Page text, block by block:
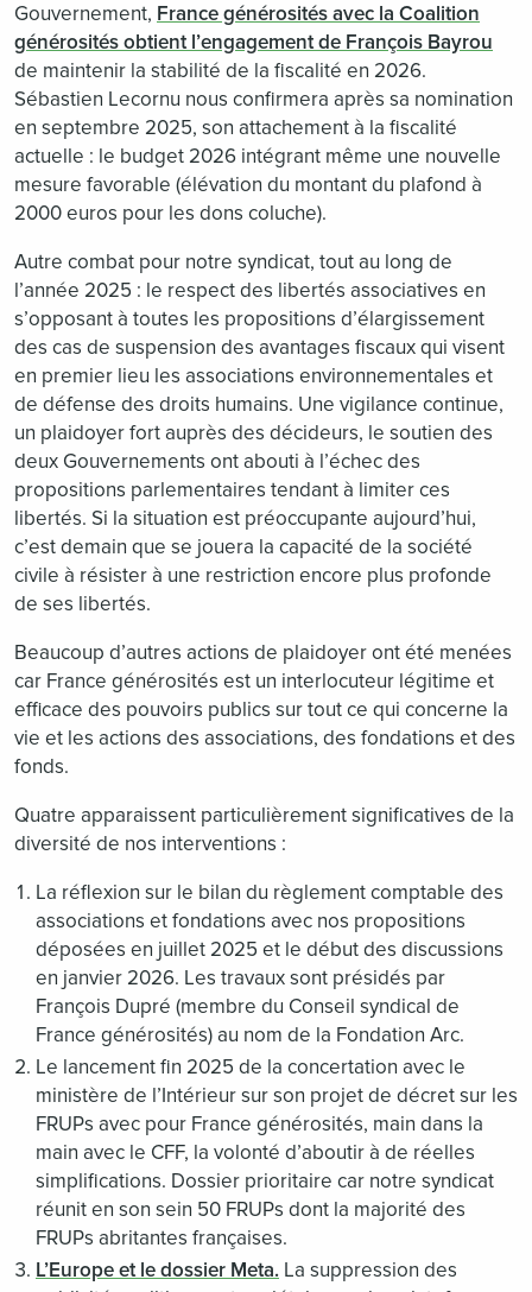
Gouvernement, France générosités avec la Coalition
générosités obtient l’engagement de François Bayrou
de maintenir la stabilité de la fiscalité en 2026.
Sébastien Lecornu nous confirmera après sa nomination
en septembre 2025, son attachement à la fiscalité
actuelle : le budget 2026 intégrant même une nouvelle
mesure favorable (élévation du montant du plafond à
2000 euros pour les dons coluche).
Autre combat pour notre syndicat, tout au long de
l’année 2025 : le respect des libertés associatives en
s’opposant à toutes les propositions d’élargissement
des cas de suspension des avantages fiscaux qui visent
en premier lieu les associations environnementales et
de défense des droits humains. Une vigilance continue,
un plaidoyer fort auprès des décideurs, le soutien des
deux Gouvernements ont abouti à l’échec des
propositions parlementaires tendant à limiter ces
libertés. Si la situation est préoccupante aujourd’hui,
c’est demain que se jouera la capacité de la société
civile à résister à une restriction encore plus profonde
de ses libertés.
Beaucoup d’autres actions de plaidoyer ont été menées
car France générosités est un interlocuteur légitime et
efficace des pouvoirs publics sur tout ce qui concerne la
vie et les actions des associations, des fondations et des
fonds.
Quatre apparaissent particulièrement significatives de la
diversité de nos interventions :
La réflexion sur le bilan du règlement comptable des
associations et fondations avec nos propositions
déposées en juillet 2025 et le début des discussions
en janvier 2026. Les travaux sont présidés par
François Dupré (membre du Conseil syndical de
France générosités) au nom de la Fondation Arc.
Le lancement fin 2025 de la concertation avec le
ministère de l’Intérieur sur son projet de décret sur les
FRUPs avec pour France générosités, main dans la
main avec le CFF, la volonté d’aboutir à de réelles
simplifications. Dossier prioritaire car notre syndicat
réunit en son sein 50 FRUPs dont la majorité des
FRUPs abritantes françaises.
L’Europe et le dossier Meta. La suppression des